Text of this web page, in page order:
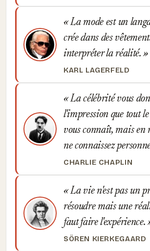
La mode est un
crée dans des
interpréter la réalité.
KARL LAGERFELD
La célébrité vous
l'impression que tout
vous connaît, mais en
ne connaissez
CHARLIE CHAPLIN
La vie n'est pas un
résoudre mais une
faut faire l'expérience.
SÖREN KIERKEGAARD